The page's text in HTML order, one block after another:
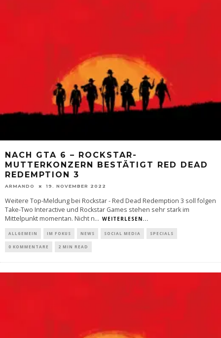
NACH GTA 6 – ROCKSTAR-
MUTTERKONZERN BESTÄTIGT RED DEAD
REDEMPTION 3
ARMANDO 19. NOVEMBER 2022
Weitere Top-Meldung bei Rockstar - Red Dead Redemption 3 soll folgen
Take-Two Interactive und Rockstar Games stehen sehr stark im
Mittelpunkt momentan. Nicht n... WEITERLESEN...
ALLGEMEIN IM FOKUS NEWS SOCIAL MEDIA SPECIALS
0 KOMMENTARE 2 MIN READ